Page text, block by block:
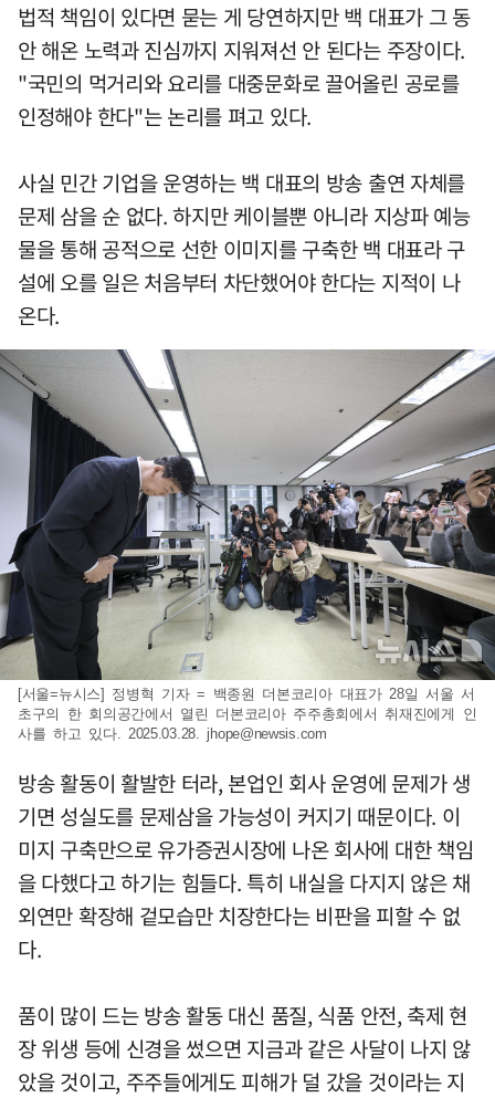
법적 책임이 있다면 묻는 게 당연하지만 백 대표가 그 동
안 해온 노력과 진심까지 지워져선 안 된다는 주장이다.
"국민의 먹거리와 요리를 대중문화로 끌어올린 공로를
인정해야 한다"는 논리를 펴고 있다.
사실 민간 기업을 운영하는 백 대표의 방송 출연 자체를
문제 삼을 순 없다. 하지만 케이블뿐 아니라 지상파 예능
물을 통해 공적으로 선한 이미지를 구축한 백 대표라 구
설에 오를 일은 처음부터 차단했어야 한다는 지적이 나
온다.
[서울=뉴시스] 정병혁 기자 = 백종원 더본코리아 대표가 28일 서울 서
초구의 한 회의공간에서 열린 더본코리아 주주총회에서 취재진에게 인
사를 하고 있다. 2025.03.28. jhope@newsis.com
방송 활동이 활발한 터라, 본업인 회사 운영에 문제가 생
기면 성실도를 문제삼을 가능성이 커지기 때문이다. 이
미지 구축만으로 유가증권시장에 나온 회사에 대한 책임
을 다했다고 하기는 힘들다. 특히 내실을 다지지 않은 채
외연만 확장해 겉모습만 치장한다는 비판을 피할 수 없
다.
품이 많이 드는 방송 활동 대신 품질, 식품 안전, 축제 현
장 위생 등에 신경을 썼으면 지금과 같은 사달이 나지 않
았을 것이고, 주주들에게도 피해가 덜 갔을 것이라는 지